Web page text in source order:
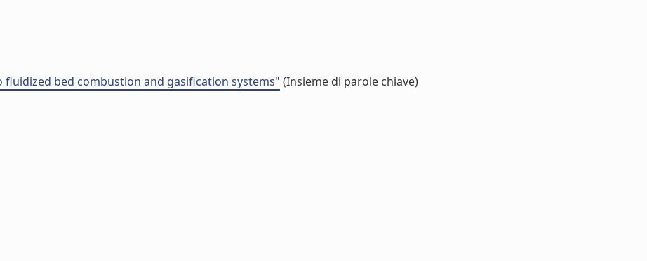
bed combustion and gasification systems" (Insieme di parole chiave)